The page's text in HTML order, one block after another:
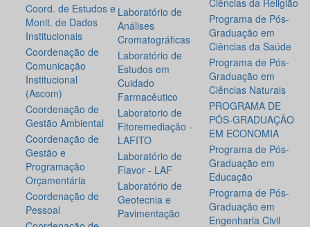
Coord. de Estudos e
Monit. de Dados
Institucionais
Coordenação de
Comunicação
Institucional
(Ascom)
Coordenação de
Gestão Ambiental
Coordenação de
Gestão e
Programação
Orçamentária
Coordenação de
Pessoal
Laboratório de
Análises
Cromatográficas
Laboratório de
Estudos em
Cuidado
Farmacêutico
Laboratorio de
Fitoremediação -
LAFITO
Laboratório de
Flavor - LAF
Laboratório de
Geotecnia e
Pavimentação
Ciências da Religião
Programa de Pós-
Graduação em
Ciências da Saúde
Programa de Pós-
Graduação em
Ciências Naturais
PROGRAMA DE
PÓS-GRADUAÇÃO
EM ECONOMIA
Programa de Pós-
Graduação em
Educação
Programa de Pós-
Graduação em
Engenharia Civil